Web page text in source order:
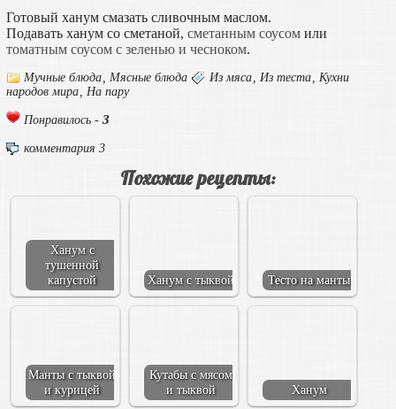
Готовый ханум смазать сливочным маслом.
Подавать ханум со сметаной, сметанным соусомили
томатным соусом с зеленью и чесноком.
Мучные блюда Мясные блюда Из мяса Из теста
Кухни
народов мира
На пару
Понравилось -3
комментария 3
Похожие рецепты:
Ханум с
тушенной
капустой
Ханум с тыквой Тесто на манты
Манты с тыквой
и курицей
Кутабы с мясом
и тыквой
Ханум